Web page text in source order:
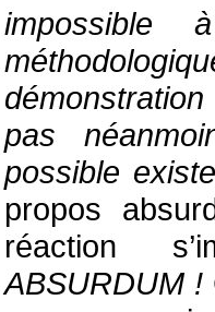
impossible
pas
possible
propos
réaction
ABSURDUM !